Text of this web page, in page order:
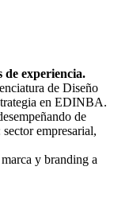
de experiencia.
de Diseño
en EDINBA.
de
empresarial,
y branding a